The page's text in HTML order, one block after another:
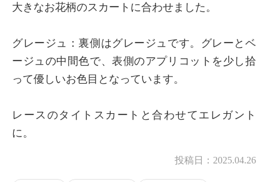
大きなお花柄のスカートに合わせました。
グレージュ：裏側はグレージュです。グレーとベ
ージュの中間色で、表側のアプリコットを少し拾
って優しいお色目となっています。
レースのタイトスカートと合わせてエレガント
に。
投稿日： 2025.04.26